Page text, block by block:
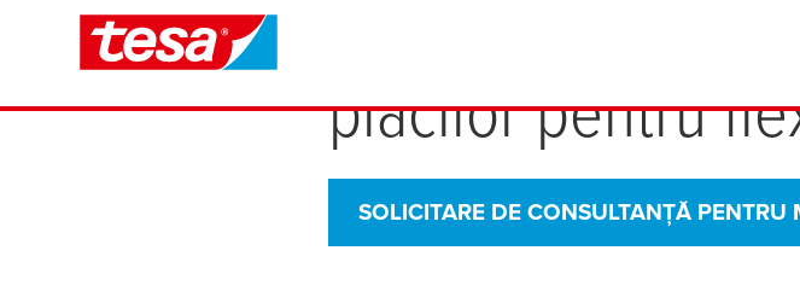
Acoperirea
plăcilor pentru
SOLICITARE DE CONSULTANȚĂ PENTRU